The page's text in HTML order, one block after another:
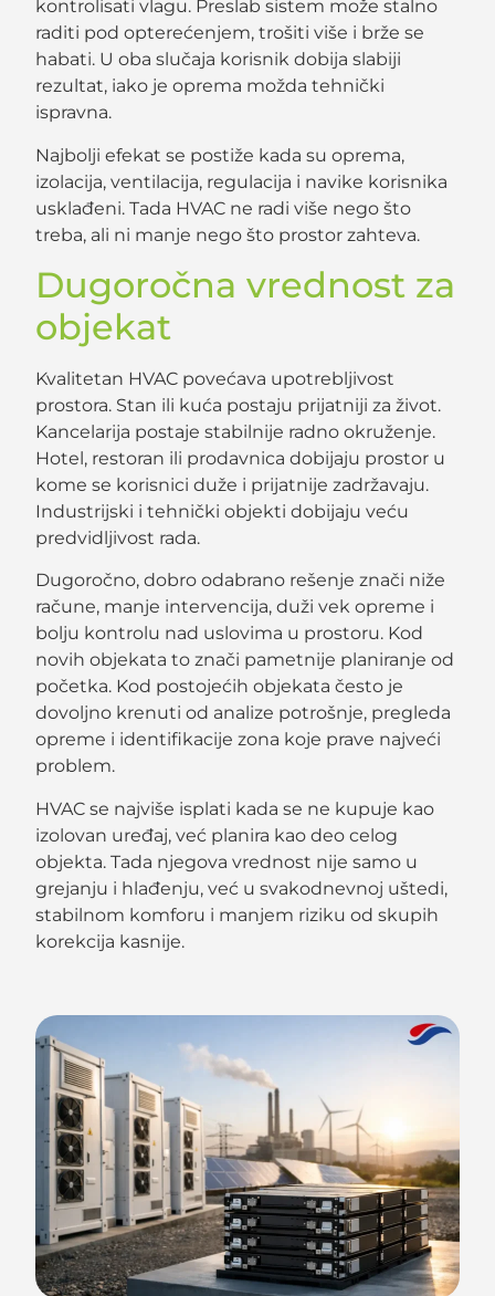
kontrolisati vlagu. Preslab sistem može stalno
raditi pod opterećenjem, trošiti više i brže se
habati. U oba slučaja korisnik dobija slabiji
rezultat, iako je oprema možda tehnički
ispravna.
Najbolji efekat se postiže kada su oprema,
izolacija, ventilacija, regulacija i navike korisnika
usklađeni. Tada HVAC ne radi više nego što
treba, ali ni manje nego što prostor zahteva.
Dugoročna vrednost za
objekat
Kvalitetan HVAC povećava upotrebljivost
prostora. Stan ili kuća postaju prijatniji za život.
Kancelarija postaje stabilnije radno okruženje.
Hotel, restoran ili prodavnica dobijaju prostor u
kome se korisnici duže i prijatnije zadržavaju.
Industrijski i tehnički objekti dobijaju veću
predvidljivost rada.
Dugoročno, dobro odabrano rešenje znači niže
račune, manje intervencija, duži vek opreme i
bolju kontrolu nad uslovima u prostoru. Kod
novih objekata to znači pametnije planiranje od
početka. Kod postojećih objekata često je
dovoljno krenuti od analize potrošnje, pregleda
opreme i identifikacije zona koje prave najveći
problem.
HVAC se najviše isplati kada se ne kupuje kao
izolovan uređaj, već planira kao deo celog
objekta. Tada njegova vrednost nije samo u
grejanju i hlađenju, već u svakodnevnoj uštedi,
stabilnom komforu i manjem riziku od skupih
korekcija kasnije.